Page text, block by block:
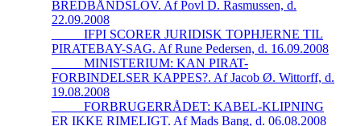
BREDBÅNDSLOV. Af Povl D. Rasmussen, d.
22.09.2008
_____IFPI SCORER JURIDISK TOPHJERNE TIL
PIRATEBAY-SAG. Af Rune Pedersen, d. 16.09.2008
_____MINISTERIUM: KAN PIRAT-
FORBINDELSER KAPPES?. Af Jacob Ø. Wittorff, d.
19.08.2008
_____FORBRUGERRÅDET: KABEL-KLIPNING
ER IKKE RIMELIGT. Af Mads Bang, d. 06.08.2008